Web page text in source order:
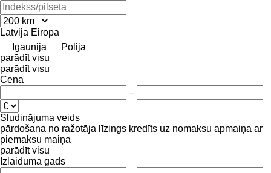
Latvija Eiropa
Igaunija
Polija
parādīt visu
parādīt visu
Cena
–
Sludinājuma veids
pārdošana no ražotāja līzings kredīts uz nomaksu apmaiņa ar
piemaksu maiņa
parādīt visu
Izlaiduma gads